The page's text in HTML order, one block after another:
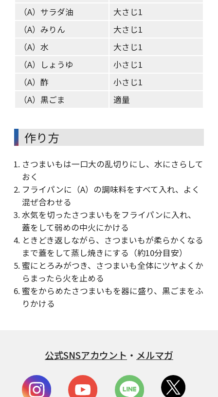
（A）サラダ油
大さじ1
（A）みりん
大さじ1
（A）水
大さじ1
（A）しょうゆ
小さじ1
（A）酢
小さじ1
（A）黒ごま
適量
作り方
さつまいもは一口大の乱切りにし、水にさらして
おく
フライパンに（A）の調味料をすべて入れ、よく
混ぜ合わせる
水気を切ったさつまいもをフライパンに入れ、
蓋をして弱めの中火にかける
ときどき返しながら、さつまいもが柔らかくなる
まで蓋をして蒸し焼きにする（約10分目安）
蜜にとろみがつき、さつまいも全体にツヤよくか
らまったら火を止める
蜜をからめたさつまいもを器に盛り、黒ごまをふ
りかける
公式SNSアカウント ・ メルマガ